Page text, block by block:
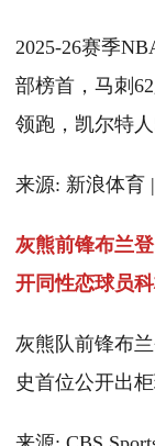
2025-26赛季
部榜首，马刺
领跑，凯尔特人
来源: 新浪体育
灰熊前锋布兰
开同性恋球员
灰熊队前锋布
史首位公开出